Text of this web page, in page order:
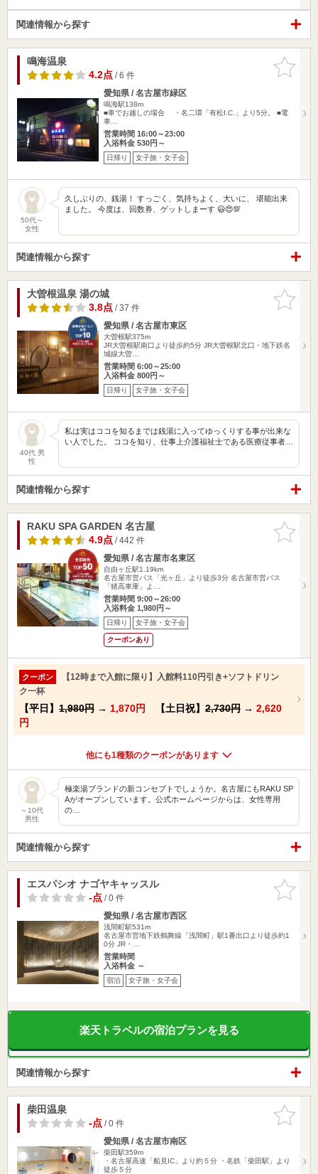
関連情報から探す
お気に入
りに追加
鳴海温泉
4.2点/ 6 件
愛知県 / 名古屋市緑区
鳴海駅138m
■車でお越しの場合 ・名二環「有松I.C.」より5分。 ■電
車…
営業時間 16:00～23:00
入浴料金 530円～
日帰り 女子旅・女子会
50代～
女性
久しぶりの、銭湯！ すっごく、気持ちよく、大いに、 堪能出来
ました。 今度は、回数券、ゲットしまーす 😃😍💯
関連情報から探す
お気に入
りに追加
大曽根温泉 湯の城
3.8点/ 37 件
愛知県 / 名古屋市東区
大曽根駅375m
JR大曽根駅南口より徒歩約5分 JR大曽根駅北口・地下鉄名
城線大曽…
営業時間 6:00～25:00
入浴料金 800円～
日帰り 女子旅・女子会
40代 男
性
私は実はココを知るまでは銭湯に入ってゆっくりする事が出来な
い人でした。 ココを知り、仕事上介護福祉士である医療従事者…
関連情報から探す
お気に入
りに追加
RAKU SPA GARDEN 名古屋
4.9点/ 442 件
愛知県 / 名古屋市名東区
自由ヶ丘駅1.19km
名古屋市営バス「光ヶ丘」より徒歩3分 名古屋市営バス
「猪高車庫」よ…
営業時間 9:00～26:00
入浴料金 1,980円～
日帰り 女子旅・女子会
クーポンあり
クーポン
【12時まで入館に限り】入館料110円引き+ソフトドリン
ク一杯
【平日】 1,980円 → 1,870円 【土日祝】 2,730円 → 2,620
円
他にも1種類のクーポンがあります
～10代
男性
極楽湯ブランドの新コンセプトでしょうか。名古屋にもRAKU SP
Aがオープンしています。公式ホームページからは、女性専用
の…
関連情報から探す
お気に入
りに追加
エスパシオ ナゴヤキャッスル
-点/ 0 件
愛知県 / 名古屋市西区
浅間町駅531m
名古屋市営地下鉄鶴舞線「浅間町」駅1番出口より徒歩約1
0分 JR・…
営業時間
入浴料金 ～
宿泊 女子旅・女子会
楽天トラベルの宿泊プランを見る
関連情報から探す
お気に入
りに追加
柴田温泉
-点/ 0 件
愛知県 / 名古屋市南区
柴田駅359m
・名古屋高速「船見IC」より約５分 ・名鉄「柴田駅」より
徒歩５分